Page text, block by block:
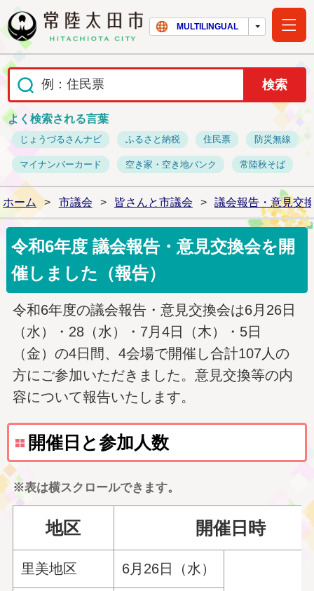
常陸太田市ホー
MULTILINGUAL
よく検索される言葉
じょうづるさんナビ ふるさと納税 住民票 防災無線
マイナンバーカード 空き家・空き地バンク 常陸秋そば
ホーム > 市議会 > 皆さんと市議会 > 議会報告・意見交
令和6年度 議会報告・意見交換会を開
催しました（報告）
令和6年度の議会報告・意見交換会は6月26日
（水）・28（水）・7月4日（木）・5日
（金）の4日間、4会場で開催し合計107人の
方にご参加いただきました。意見交換等の内
容について報告いたします。
開催日と参加人数
※表は横スクロールできます。
地区 開催日時
里美地区 6月26日（水）